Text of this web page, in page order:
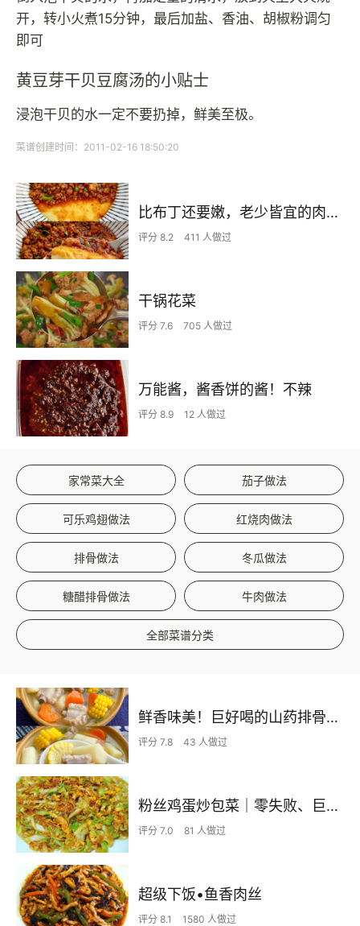
开，转小火煮15分钟，最后加盐、香油、胡椒粉调匀
即可
黄豆芽干贝豆腐汤的小贴士
浸泡干贝的水一定不要扔掉，鲜美至极。
菜谱创建时间：2011-02-16 18:50:20
比布丁还要嫩，老少皆宜的肉沫蒸蛋
评分 8.2 411 人做过
干锅花菜
评分 7.6 705 人做过
万能酱，酱香饼的酱！不辣
评分 8.9 12 人做过
家常菜大全 茄子做法
可乐鸡翅做法 红烧肉做法
排骨做法 冬瓜做法
糖醋排骨做法 牛肉做法
全部菜谱分类
鲜香味美！巨好喝的山药排骨汤！！
评分 7.8 43 人做过
粉丝鸡蛋炒包菜｜零失败、巨下饭
评分 7.0 81 人做过
超级下饭•鱼香肉丝
评分 8.1 1580 人做过